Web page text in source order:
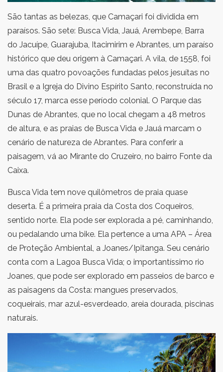
São tantas as belezas, que Camaçari foi dividida em
paraísos. São sete: Busca Vida, Jauá, Arembepe, Barra
do Jacuípe, Guarajuba, Itacimirim e Abrantes, um paraíso
histórico que deu origem à Camaçari. A vila, de 1558, foi
uma das quatro povoações fundadas pelos jesuítas no
Brasil e a Igreja do Divino Espírito Santo, reconstruída no
século 17, marca esse período colonial. O Parque das
Dunas de Abrantes, que no local chegam a 48 metros
de altura, e as praias de Busca Vida e Jauá marcam o
cenário de natureza de Abrantes. Para conferir a
paisagem, vá ao Mirante do Cruzeiro, no bairro Fonte da
Caixa.
Busca Vida tem nove quilômetros de praia quase
deserta. É a primeira praia da Costa dos Coqueiros,
sentido norte. Ela pode ser explorada a pé, caminhando,
ou pedalando uma bike. Ela pertence a uma APA – Área
de Proteção Ambiental, a Joanes/Ipitanga. Seu cenário
conta com a Lagoa Busca Vida; o importantíssimo rio
Joanes, que pode ser explorado em passeios de barco e
as paisagens da Costa: mangues preservados,
coqueirais, mar azul-esverdeado, areia dourada, piscinas
naturais.